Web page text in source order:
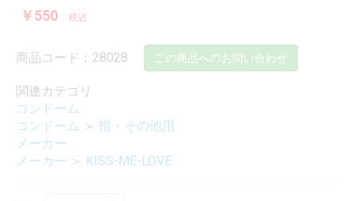
￥550 税込
商品コード：28028 この商品へのお問い合わせ
関連カテゴリ
コンドーム
コンドーム ＞ 指・その他用
メーカー
メーカー ＞ KISS-ME-LOVE